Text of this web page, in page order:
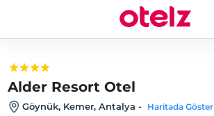
Alder Resort Otel
Göynük, Kemer, Antalya - Haritada Göster